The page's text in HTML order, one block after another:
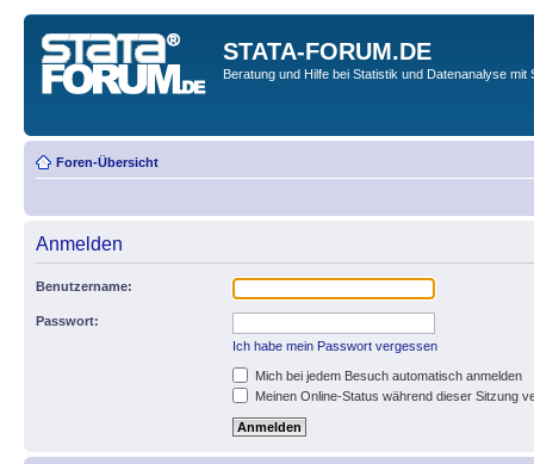
STATA-FORUM.DE
Beratung und Hilfe bei Statistik und Datenanalyse mit
Foren-Übersicht
Anmelden
Benutzername:
Passwort:
Ich habe mein Passwort vergessen
Mich bei jedem Besuch automatisch anmelden
Meinen Online-Status während dieser Sitzung